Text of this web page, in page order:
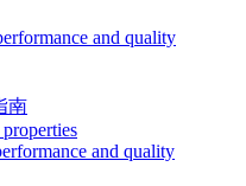
and quality
南
and quality